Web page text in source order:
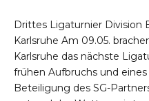
Drittes Ligaturnier Division
Karlsruhe Am 09.05.
Karlsruhe das nächste
frühen Aufbruchs und
Beteiligung des SG-